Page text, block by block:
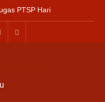
PTSP Hari
6 Agustus
oleh BPJS